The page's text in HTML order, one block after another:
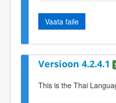
Vaata faile
Versioon 4.2.4.1
This is the Thai